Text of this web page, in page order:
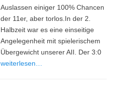
Auslassen einiger 100% Chancen
der 11er, aber torlos.In der 2.
Halbzeit war es eine einseitige
Angelegenheit mit spielerischem
Übergewicht unserer AII. Der 3:0
weiterlesen…